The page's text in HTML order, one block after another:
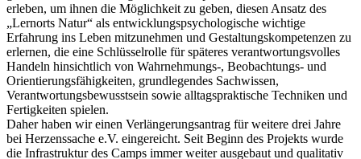
erleben, um ihnen die Möglichkeit zu geben, diesen Ansatz des
„Lernorts Natur“ als entwicklungspsychologische wichtige
Erfahrung ins Leben mitzunehmen und Gestaltungskompetenzen zu
erlernen, die eine Schlüsselrolle für späteres verantwortungsvolles
Handeln hinsichtlich von Wahrnehmungs-, Beobachtungs- und
Orientierungsfähigkeiten, grundlegendes Sachwissen,
Verantwortungsbewusstsein sowie alltagspraktische Techniken und
Fertigkeiten spielen.
Daher haben wir einen Verlängerungsantrag für weitere drei Jahre
bei Herzenssache e.V. eingereicht. Seit Beginn des Projekts wurde
die Infrastruktur des Camps immer weiter ausgebaut und qualitativ